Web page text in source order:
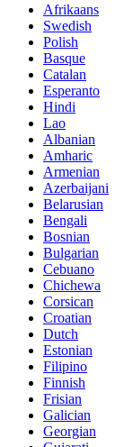
Afrikaans
Swedish
Polish
Basque
Catalan
Esperanto
Hindi
Lao
Albanian
Amharic
Armenian
Azerbaijani
Belarusian
Bengali
Bosnian
Bulgarian
Cebuano
Chichewa
Corsican
Croatian
Dutch
Estonian
Filipino
Finnish
Frisian
Galician
Georgian